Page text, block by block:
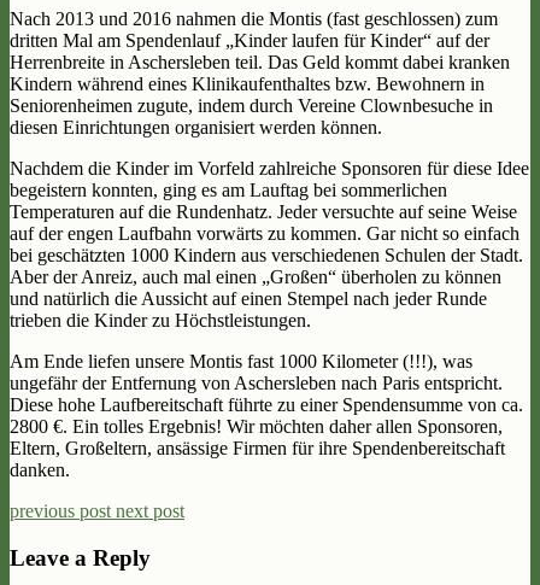
Nach 2013 und 2016 nahmen die Montis (fast geschlossen) zum
dritten Mal am Spendenlauf „Kinder laufen für Kinder“ auf der
Herrenbreite in Aschersleben teil. Das Geld kommt dabei kranken
Kindern während eines Klinikaufenthaltes bzw. Bewohnern in
Seniorenheimen zugute, indem durch Vereine Clownbesuche in
diesen Einrichtungen organisiert werden können.
Nachdem die Kinder im Vorfeld zahlreiche Sponsoren für diese Idee
begeistern konnten, ging es am Lauftag bei sommerlichen
Temperaturen auf die Rundenhatz. Jeder versuchte auf seine Weise
auf der engen Laufbahn vorwärts zu kommen. Gar nicht so einfach
bei geschätzten 1000 Kindern aus verschiedenen Schulen der Stadt.
Aber der Anreiz, auch mal einen „Großen“ überholen zu können
und natürlich die Aussicht auf einen Stempel nach jeder Runde
trieben die Kinder zu Höchstleistungen.
Am Ende liefen unsere Montis fast 1000 Kilometer (!!!), was
ungefähr der Entfernung von Aschersleben nach Paris entspricht.
Diese hohe Laufbereitschaft führte zu einer Spendensumme von ca.
2800 €. Ein tolles Ergebnis! Wir möchten daher allen Sponsoren,
Eltern, Großeltern, ansässige Firmen für ihre Spendenbereitschaft
danken.
previous postnext post
Leave a Reply